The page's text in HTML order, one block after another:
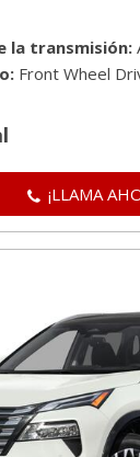
la transmisión
Front Wheel
¡LLAMA